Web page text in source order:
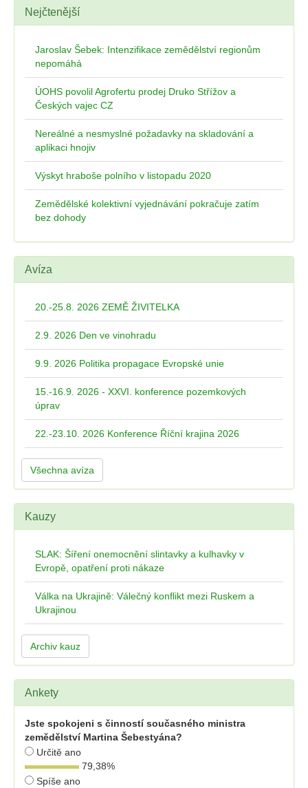
Nejčtenější
Jaroslav Šebek: Intenzifikace zemědělství regionům
nepomáhá
ÚOHS povolil Agrofertu prodej Druko Střížov a
Českých vajec CZ
Nereálné a nesmyslné požadavky na skladování a
aplikaci hnojiv
Výskyt hraboše polního v listopadu 2020
Zemědělské kolektivní vyjednávání pokračuje zatím
bez dohody
Avíza
20.-25.8. 2026 ZEMĚ ŽIVITELKA
2.9. 2026 Den ve vinohradu
9.9. 2026 Politika propagace Evropské unie
15.-16.9. 2026 - XXVI. konference pozemkových
úprav
22.-23.10. 2026 Konference Říční krajina 2026
Všechna avíza
Kauzy
SLAK: Šíření onemocnění slintavky a kulhavky v
Evropě, opatření proti nákaze
Válka na Ukrajině: Válečný konflikt mezi Ruskem a
Ukrajinou
Archiv kauz
Ankety
Jste spokojeni s činností současného ministra
zemědělství Martina Šebestyána?
Určitě ano
79,38%
Spíše ano